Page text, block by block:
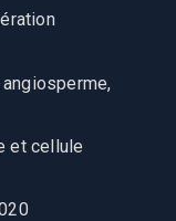
et cellule